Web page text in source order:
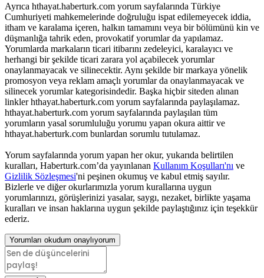
Ayrıca hthayat.haberturk.com yorum sayfalarında Türkiye
Cumhuriyeti mahkemelerinde doğruluğu ispat edilemeyecek iddia,
itham ve karalama içeren, halkın tamamını veya bir bölümünü kin ve
düşmanlığa tahrik eden, provokatif yorumlar da yapılamaz.
Yorumlarda markaların ticari itibarını zedeleyici, karalayıcı ve
herhangi bir şekilde ticari zarara yol açabilecek yorumlar
onaylanmayacak ve silinecektir. Aynı şekilde bir markaya yönelik
promosyon veya reklam amaçlı yorumlar da onaylanmayacak ve
silinecek yorumlar kategorisindedir. Başka hiçbir siteden alınan
linkler hthayat.haberturk.com yorum sayfalarında paylaşılamaz.
hthayat.haberturk.com yorum sayfalarında paylaşılan tüm
yorumların yasal sorumluluğu yorumu yapan okura aittir ve
hthayat.haberturk.com bunlardan sorumlu tutulamaz.
Yorum sayfalarında yorum yapan her okur, yukarıda belirtilen
kuralları, Haberturk.com’da yayınlanan Kullanım Koşulları'nı ve
Gizlilik Sözleşmesi'ni peşinen okumuş ve kabul etmiş sayılır.
Bizlerle ve diğer okurlarımızla yorum kurallarına uygun
yorumlarınızı, görüşlerinizi yasalar, saygı, nezaket, birlikte yaşama
kuralları ve insan haklarına uygun şekilde paylaştığınız için teşekkür
ederiz.
Yorumları okudum onaylıyorum